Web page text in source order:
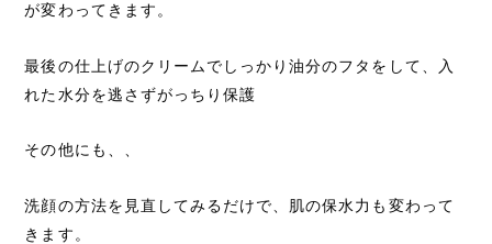
が変わってきます。
最後の仕上げのクリームでしっかり油分のフタをして、入
れた水分を逃さずがっちり保護
その他にも、、
洗顔の方法を見直してみるだけで、肌の保水力も変わって
きます。